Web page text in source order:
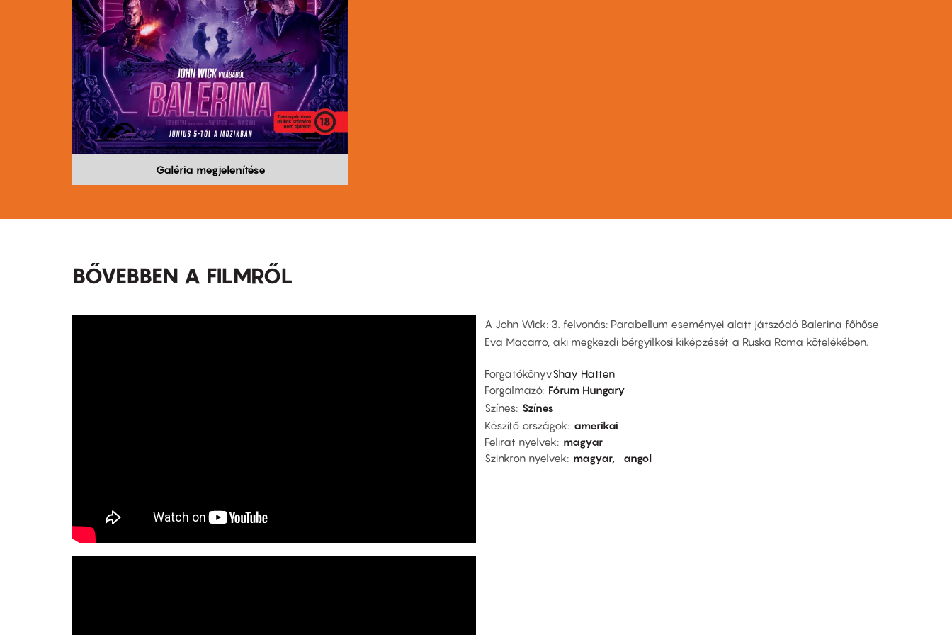
Galéria megjelenítése
BŐVEBBEN A FILMRŐL
A John Wick: 3. felvonás: Parabellum eseményei alatt játszódó Balerina főhőse
Eva Macarro, aki megkezdi bérgyilkosi kiképzését a Ruska Roma kötelékében.
ForgatókönyvShay Hatten
Forgalmazó Fórum Hungary
Színes Színes
Készítő országok
amerikai
Felirat nyelvek
magyar
Szinkron nyelvek
magyar angol